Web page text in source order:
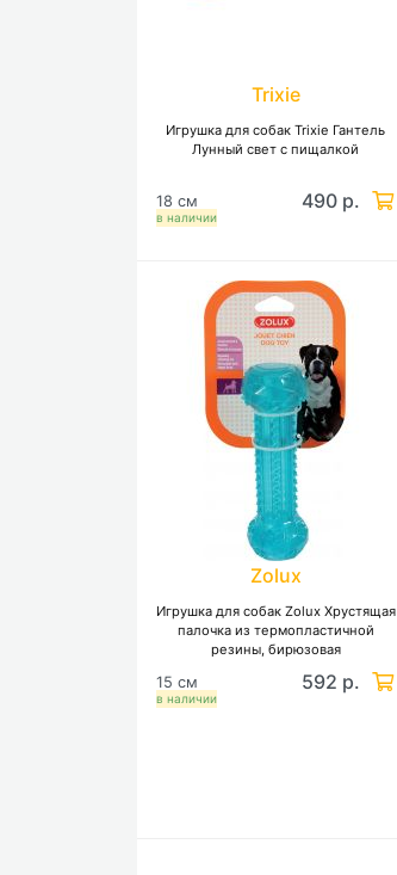
Trixie
Игрушка для собак Trixie Гантель
Лунный свет с пищалкой
в наличии
18 см 490 р.
Zolux
Игрушка для собак Zolux Хрустящая
палочка из термопластичной
резины, бирюзовая
в наличии
15 см 592 р.